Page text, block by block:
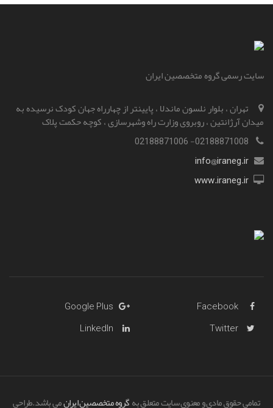
سایت رسمی گروه متخصصین ایران
تهران ، بلوار نلسون ماندلا ، پایینتر از چهارراه جهان کودک نرسیده به
میدان آرژانتین ، روبروی وزارت راه و‌شهرسازی ، کوچه حکمت پلاک
info@iraneg.ir
www.iraneg.ir
Facebook
Google Plus
Twitter
LinkedIn
تمامی حقوق مادی و معنوی سایت متعلق بهگروه متخصصین ایرانمی باشد.طراحی